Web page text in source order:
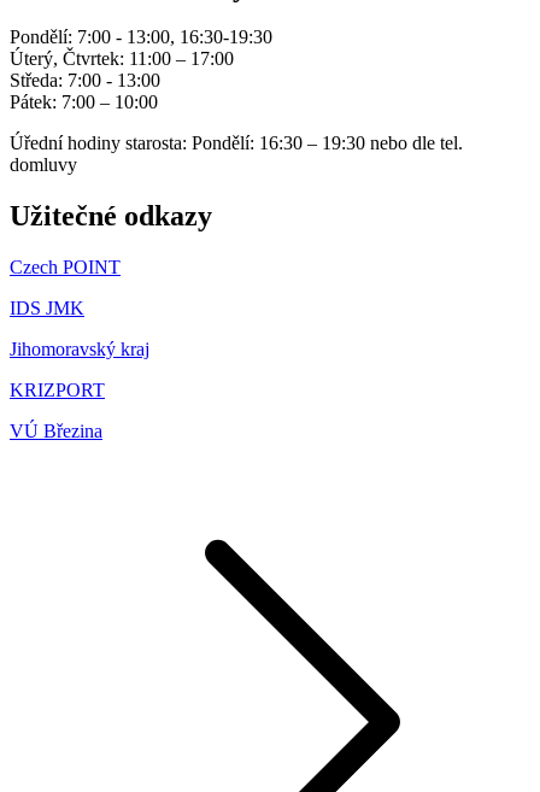
Pondělí: 7:00 - 13:00, 16:30-19:30
Úterý, Čtvrtek: 11:00 – 17:00
Středa: 7:00 - 13:00
Pátek: 7:00 – 10:00
Úřední hodiny starosta: Pondělí: 16:30 – 19:30 nebo dle tel.
domluvy
Užitečné odkazy
Czech POINT
IDS JMK
Jihomoravský kraj
KRIZPORT
VÚ Březina